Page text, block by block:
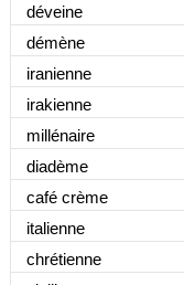
déveine
démène
iranienne
irakienne
millénaire
diadème
café crème
italienne
chrétienne